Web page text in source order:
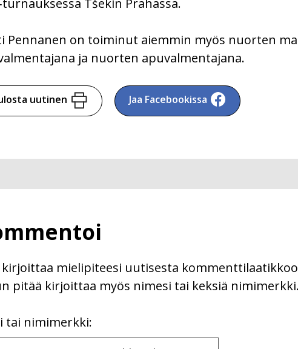
Tšekin Prahassa.
Pennanen on toiminut aiemmin myös nuorten
ja nuorten apuvalmentajana.
uutinen Jaa Facebookissa
mielipiteesi uutisesta
pitää kirjoittaa myös nimesi tai keksiä nimimerkki.
tai nimimerkki:First
Name